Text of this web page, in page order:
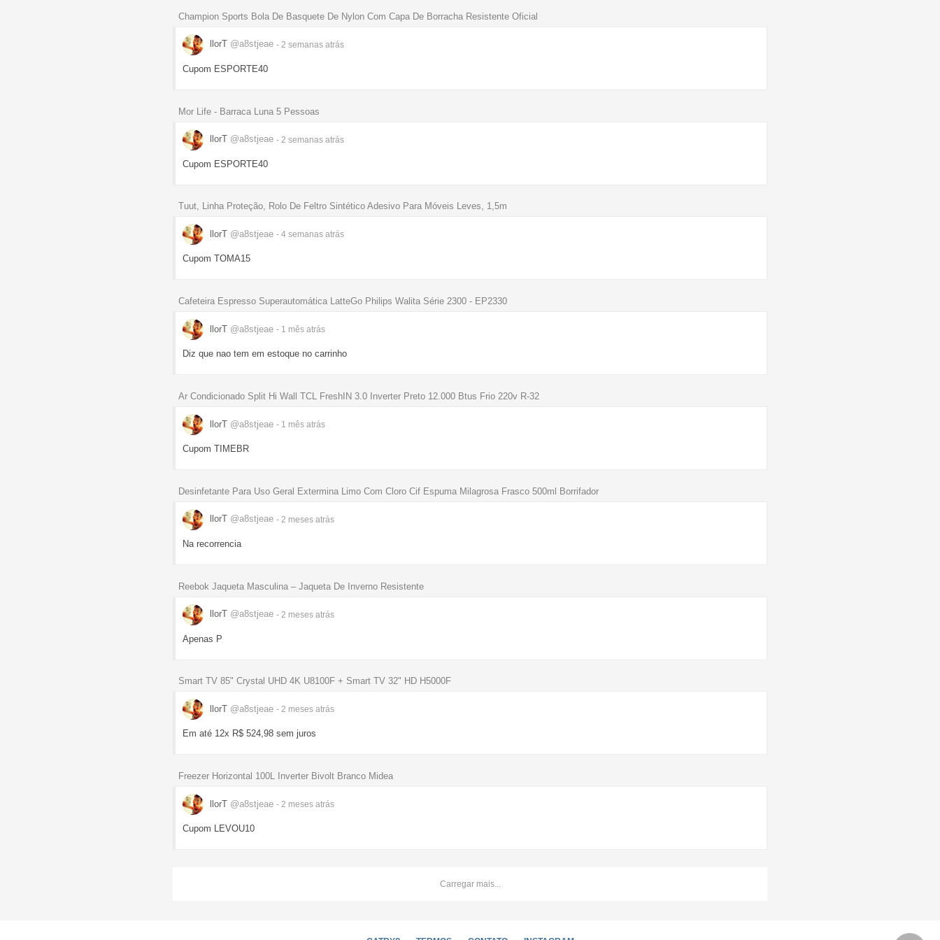
Champion Sports Bola De Basquete De Nylon Com Capa De Borracha Resistente Oficial
llorT @a8stjeae - 2 semanas atrás
Cupom ESPORTE40
Mor Life - Barraca Luna 5 Pessoas
llorT @a8stjeae - 2 semanas atrás
Cupom ESPORTE40
Tuut, Linha Proteção, Rolo De Feltro Sintético Adesivo Para Móveis Leves, 1,5m
llorT @a8stjeae - 4 semanas atrás
Cupom TOMA15
Cafeteira Espresso Superautomática LatteGo Philips Walita Série 2300 - EP2330
llorT @a8stjeae - 1 mês atrás
Diz que nao tem em estoque no carrinho
Ar Condicionado Split Hi Wall TCL FreshIN 3.0 Inverter Preto 12.000 Btus Frio 220v R-32
llorT @a8stjeae - 1 mês atrás
Cupom TIMEBR
Desinfetante Para Uso Geral Extermina Limo Com Cloro Cif Espuma Milagrosa Frasco 500ml Borrifador
llorT @a8stjeae - 2 meses atrás
Na recorrencia
Reebok Jaqueta Masculina – Jaqueta De Inverno Resistente
llorT @a8stjeae - 2 meses atrás
Apenas P
Smart TV 85" Crystal UHD 4K U8100F + Smart TV 32" HD H5000F
llorT @a8stjeae - 2 meses atrás
Em até 12x R$ 524,98 sem juros
Freezer Horizontal 100L Inverter Bivolt Branco Midea
llorT @a8stjeae - 2 meses atrás
Cupom LEVOU10
Carregar mais...